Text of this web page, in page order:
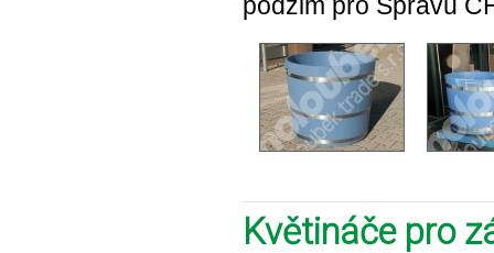
Květináče pro